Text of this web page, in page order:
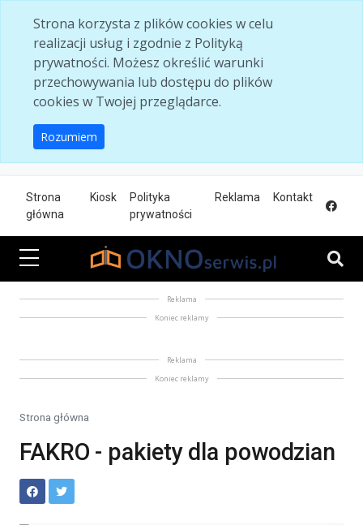
Strona korzysta z plików cookies w celu
realizacji usług i zgodnie z Polityką
prywatności. Możesz określić warunki
przechowywania lub dostępu do plików
cookies w Twojej przeglądarce.
Rozumiem
Strona
główna
Kiosk
Polityka
prywatności
Reklama Kontakt
Reklama
Koniec reklamy
Reklama
Koniec reklamy
Strona główna
FAKRO - pakiety dla powodzian